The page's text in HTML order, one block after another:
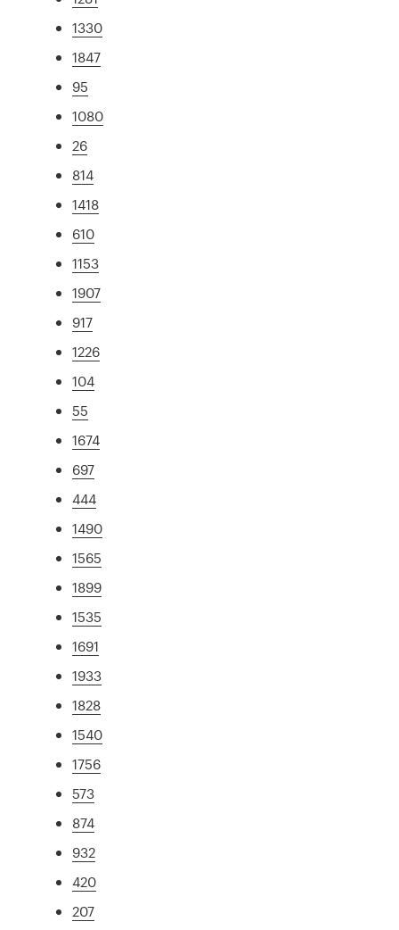
1330
1847
95
1080
26
814
1418
610
1153
1907
917
1226
104
55
1674
697
444
1490
1565
1899
1535
1691
1933
1828
1540
1756
573
874
932
420
207